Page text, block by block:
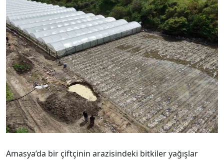
Amasya’da bir çiftçinin arazisindeki bitkiler yağışlar